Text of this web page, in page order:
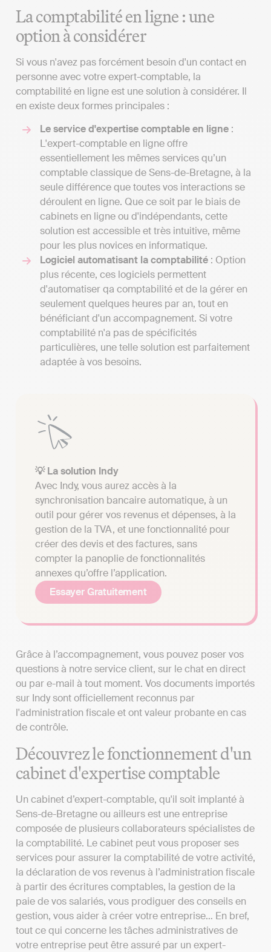
La comptabilité en ligne : une
option à considérer
Si vous n'avez pas forcément besoin d'un contact en
personne avec votre expert-comptable, la
comptabilité en ligne est une solution à considérer. Il
en existe deux formes principales :
Le service d'expertise comptable en ligne :
L'expert-comptable en ligne offre
essentiellement les mêmes services qu’un
comptable classique de Sens-de-Bretagne, à la
seule différence que toutes vos interactions se
déroulent en ligne. Que ce soit par le biais de
cabinets en ligne ou d'indépendants, cette
solution est accessible et très intuitive, même
pour les plus novices en informatique.
Logiciel automatisant la comptabilité : Option
plus récente, ces logiciels permettent
d'automatiser qa comptabilité et de la gérer en
seulement quelques heures par an, tout en
bénéficiant d'un accompagnement. Si votre
comptabilité n'a pas de spécificités
particulières, une telle solution est parfaitement
adaptée à vos besoins.
💡 La solution Indy
Avec Indy, vous aurez accès à la
synchronisation bancaire automatique, à un
outil pour gérer vos revenus et dépenses, à la
gestion de la TVA, et une fonctionnalité pour
créer des devis et des factures, sans
compter la panoplie de fonctionnalités
annexes qu’offre l’application.
Essayer Gratuitement
Grâce à l’accompagnement, vous pouvez poser vos
questions à notre service client, sur le chat en direct
ou par e-mail à tout moment. Vos documents importés
sur Indy sont officiellement reconnus par
l'administration fiscale et ont valeur probante en cas
de contrôle.
Découvrez le fonctionnement d'un
cabinet d'expertise comptable
Un cabinet d’expert-comptable, qu'il soit implanté à
Sens-de-Bretagne ou ailleurs est une entreprise
composée de plusieurs collaborateurs spécialistes de
la comptabilité. Le cabinet peut vous proposer ses
services pour assurer la comptabilité de votre activité,
la déclaration de vos revenus à l’administration fiscale
à partir des écritures comptables, la gestion de la
paie de vos salariés, vous prodiguer des conseils en
gestion, vous aider à créer votre entreprise… En bref,
tout ce qui concerne les tâches administratives de
votre entreprise peut être assuré par un expert-